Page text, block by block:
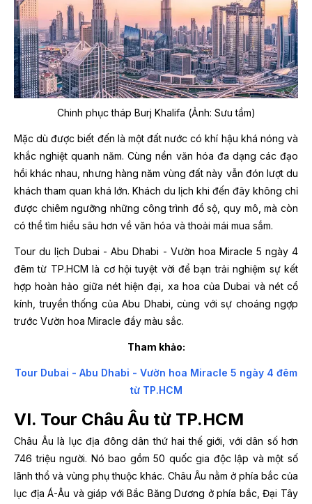
Chinh phục tháp Burj Khalifa (Ảnh: Sưu tầm)
Mặc dù được biết đến là một đất nước có khí hậu khá nóng và
khắc nghiệt quanh năm. Cùng nền văn hóa đa dạng các đạo
hồi khác nhau, nhưng hàng năm vùng đất này vẫn đón lượt du
khách tham quan khá lớn. Khách du lịch khi đến đây không chỉ
được chiêm ngưỡng những công trình đồ sộ, quy mô, mà còn
có thể tìm hiểu sâu hơn về văn hóa và thoải mái mua sắm.
Tour du lịch Dubai - Abu Dhabi - Vườn hoa Miracle 5 ngày 4
đêm từ TP.HCM là cơ hội tuyệt vời để bạn trải nghiệm sự kết
hợp hoàn hảo giữa nét hiện đại, xa hoa của Dubai và nét cổ
kính, truyền thống của Abu Dhabi, cùng với sự choáng ngợp
trước Vườn hoa Miracle đầy màu sắc.
Tham khảo:
Tour Dubai - Abu Dhabi - Vườn hoa Miracle 5 ngày 4 đêm
từ TP.HCM
VI. Tour Châu Âu từ TP.HCM
Châu Âu là lục địa đông dân thứ hai thế giới, với dân số hơn
746 triệu người. Nó bao gồm 50 quốc gia độc lập và một số
lãnh thổ và vùng phụ thuộc khác. Châu Âu nằm ở phía bắc của
lục địa Á-Âu và giáp với Bắc Băng Dương ở phía bắc, Đại Tây